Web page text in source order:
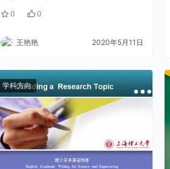
0 0
王艳艳 2020年5月11日
学科方向